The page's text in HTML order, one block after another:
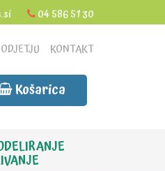
04 586 51 30
KONTAKT
Košarica